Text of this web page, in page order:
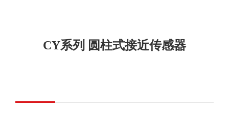
CY系列 圆柱式接近传感器